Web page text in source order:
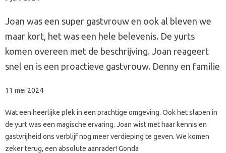
Joan was een super gastvrouw en ook al bleven we
maar kort, het was een hele belevenis. De yurts
komen overeen met de beschrijving. Joan reageert
snel en is een proactieve gastvrouw. Denny en familie
11 mei 2024
Wat een heerlijke plek in een prachtige omgeving. Ook het slapen in
de yurt was een magische ervaring. Joan wist met haar kennis en
gastvrijheid ons verblijf nog meer verdieping te geven. We komen
zeker terug, een absolute aanrader! Gonda